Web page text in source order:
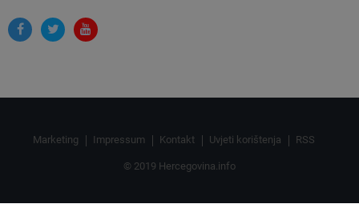
Marketing Impressum Kontakt Uvjeti korištenja RSS
© 2019 Hercegovina.info